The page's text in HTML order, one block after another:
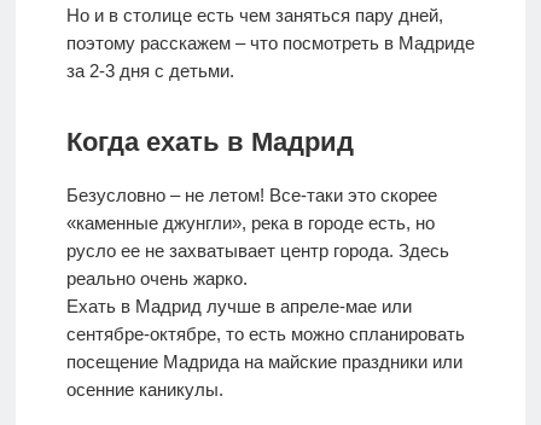
Но и в столице есть чем заняться пару дней,
поэтому расскажем – что посмотреть в Мадриде
за 2-3 дня с детьми.
Когда ехать в Мадрид
Безусловно – не летом! Все-таки это скорее
«каменные джунгли», река в городе есть, но
русло ее не захватывает центр города. Здесь
реально очень жарко.
Ехать в Мадрид лучше в апреле-мае или
сентябре-октябре, то есть можно спланировать
посещение Мадрида на майские праздники или
осенние каникулы.